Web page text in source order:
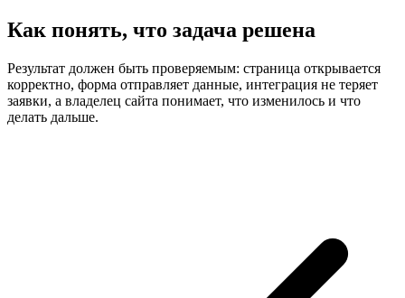
Как понять, что задача решена
Результат должен быть проверяемым: страница открывается
корректно, форма отправляет данные, интеграция не теряет
заявки, а владелец сайта понимает, что изменилось и что
делать дальше.